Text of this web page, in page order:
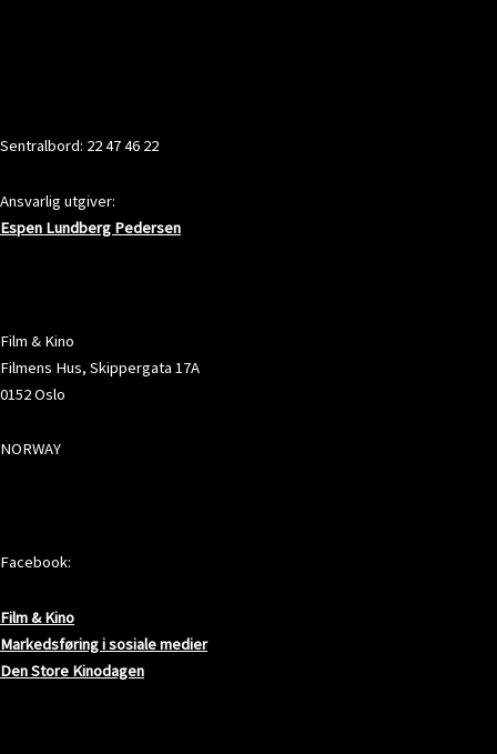
Sentralbord: 22 47 46 22
Ansvarlig utgiver:
Espen Lundberg Pedersen
Film & Kino
Filmens Hus, Skippergata 17A
0152 Oslo
NORWAY
Facebook:
Film & Kino
Markedsføring i sosiale medier
Den Store Kinodagen